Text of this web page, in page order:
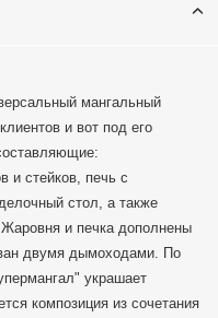
мангальный
и вот под его
и стейков, печь с
стол, а также
и печка дополнены
двумя дымоходами. По
украшает
композиция из сочетания